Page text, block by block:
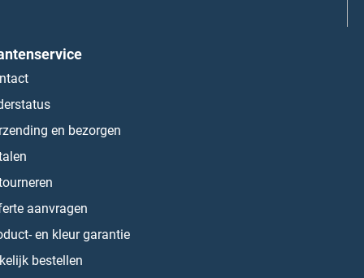
en bezorgen
aanvragen
en kleur garantie
bestellen